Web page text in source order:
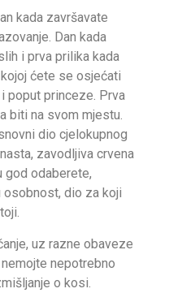
kada završavate
Dan kada
i prva prilika kada
ćete se osjećati
poput princeze. Prva
biti na svom mjestu.
dio cjelokupnog
zavodljiva crvena
god odaberete,
osobnost, dio za koji
uz razne obaveze
nepotrebno
o kosi.